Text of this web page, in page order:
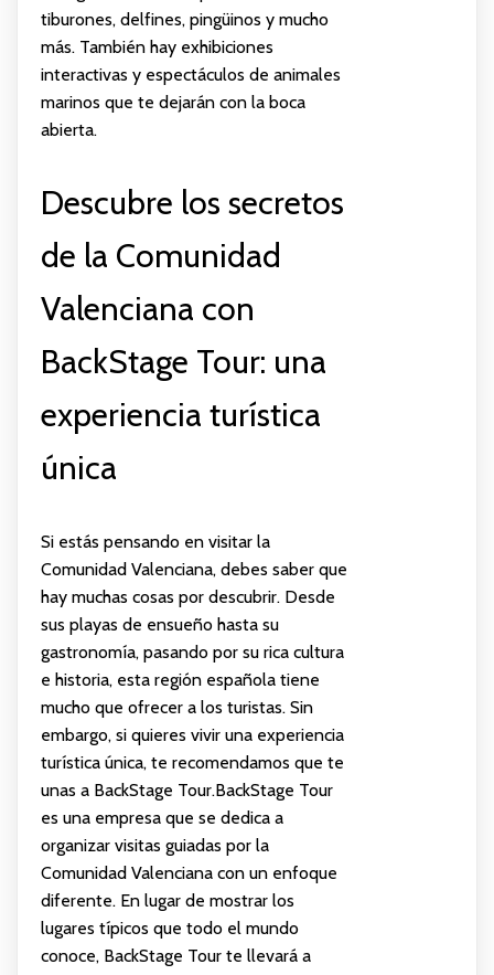
tiburones, delfines, pingüinos y mucho
más. También hay exhibiciones
interactivas y espectáculos de animales
marinos que te dejarán con la boca
abierta.
Descubre los secretos
de la Comunidad
Valenciana con
BackStage Tour: una
experiencia turística
única
Si estás pensando en visitar la
Comunidad Valenciana, debes saber que
hay muchas cosas por descubrir. Desde
sus playas de ensueño hasta su
gastronomía, pasando por su rica cultura
e historia, esta región española tiene
mucho que ofrecer a los turistas. Sin
embargo, si quieres vivir una experiencia
turística única, te recomendamos que te
unas a BackStage Tour.BackStage Tour
es una empresa que se dedica a
organizar visitas guiadas por la
Comunidad Valenciana con un enfoque
diferente. En lugar de mostrar los
lugares típicos que todo el mundo
conoce, BackStage Tour te llevará a